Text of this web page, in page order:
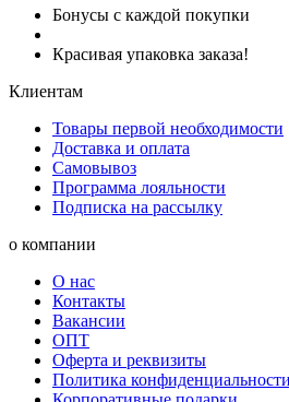
Бонусы с каждой покупки
Красивая упаковка заказа!
Клиентам
Товары первой необходимости
Доставка и оплата
Самовывоз
Программа лояльности
Подписка на рассылку
о компании
О нас
Контакты
Вакансии
ОПТ
Оферта и реквизиты
Политика конфиденциальности